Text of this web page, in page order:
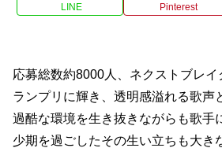
LINE Pinterest
応募総数約8000⼈、ネクストブレ
ランプリに輝き、透明感溢れる歌声
過酷な環境を⽣き抜きながらも歌⼿
少期を過ごしたその⽣い⽴ちも⼤き